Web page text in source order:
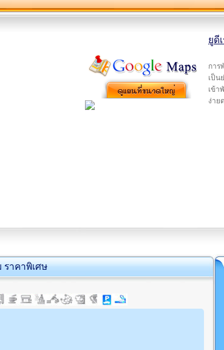
ยูดี
การ
เป็น
เข้า
ง่าย
ราคาพิเศษ